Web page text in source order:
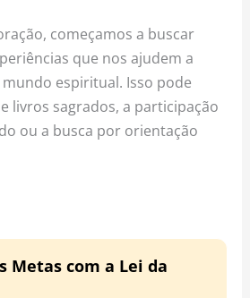
começamos a buscar
que nos ajudem a
espiritual. Isso pode
livros sagrados, a participação
ou a busca por orientação
Metas com a Lei da